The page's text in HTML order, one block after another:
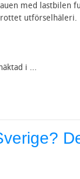
med lastbilen
utförselhäleri.
i ...